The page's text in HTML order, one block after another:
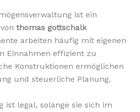
ist ein
thomas gottschalk
arbeiten häufig mit eigenen
Einnahmen effizient zu
Konstruktionen ermöglichen
und steuerliche Planung.
ist legal, solange sie sich im